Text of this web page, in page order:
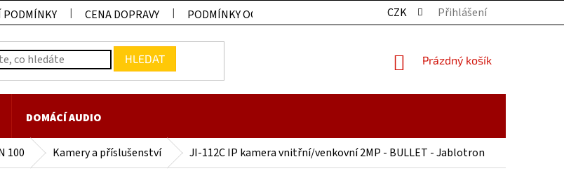
CENA DOPRAVY PODMÍNKY OCHRANY OSOBNÍCH ÚDAJŮ KONTAKTY
CZK Přihlášení
HLEDAT
NÁKUPNÍ
Prázdný košík
DOMÁCÍ AUDIO
100 Kamery a příslušenství JI-112C IP kamera vnitřní/venkovní 2MP - BULLET - Jablotron